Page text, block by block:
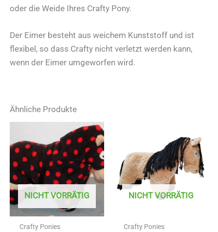
oder die Weide Ihres Crafty Pony.
Der Eimer besteht aus weichem Kunststoff und ist
flexibel, so dass Crafty nicht verletzt werden kann,
wenn der Eimer umgeworfen wird.
Ähnliche Produkte
NICHT VORRÄTIG
Crafty Ponies
NICHT VORRÄTIG
Crafty Ponies